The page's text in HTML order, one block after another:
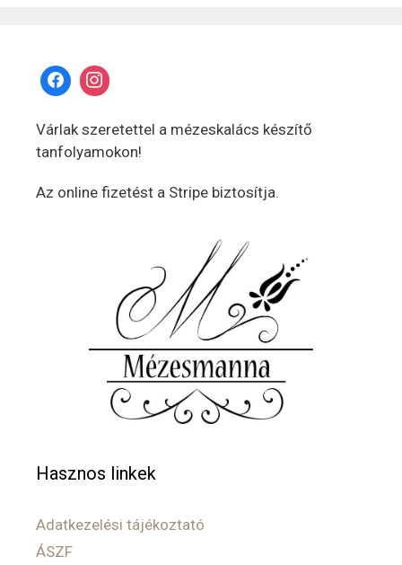
Várlak szeretettel a mézeskalács készítő
tanfolyamokon!
Az online fizetést a Stripe biztosítja.
Hasznos linkek
Adatkezelési tájékoztató
ÁSZF